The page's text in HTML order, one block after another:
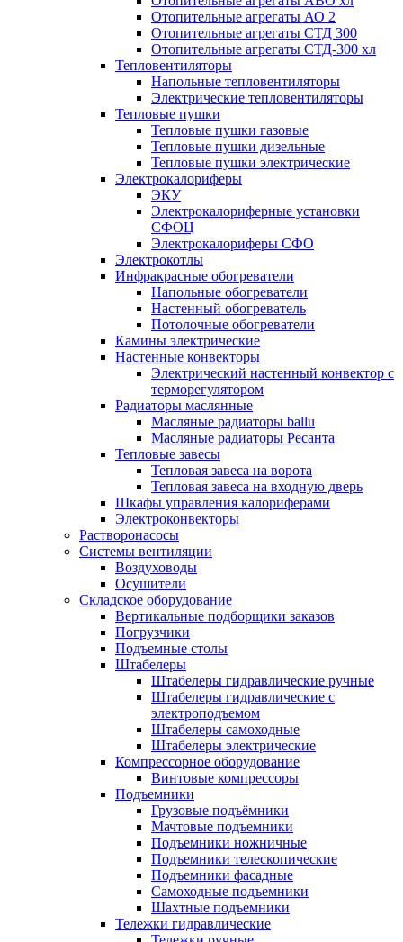
Отопительные агрегаты АО 2
Отопительные агрегаты СТД 300
Отопительные агрегаты СТД-300 хл
Тепловентиляторы
Напольные тепловентиляторы
Электрические тепловентиляторы
Тепловые пушки
Тепловые пушки газовые
Тепловые пушки дизельные
Тепловые пушки электрические
Электрокалориферы
ЭКУ
Электрокалориферные установки
СФОЦ
Электрокалориферы СФО
Электрокотлы
Инфракрасные обогреватели
Напольные обогреватели
Настенный обогреватель
Потолочные обогреватели
Камины электрические
Настенные конвекторы
Электрический настенный конвектор с
терморегулятором
Радиаторы маслянные
Масляные радиаторы ballu
Масляные радиаторы Ресанта
Тепловые завесы
Тепловая завеса на ворота
Тепловая завеса на входную дверь
Шкафы управления калориферами
Электроконвекторы
Растворонасосы
Системы вентиляции
Воздуховоды
Осушители
Складское оборудование
Вертикальные подборщики заказов
Погрузчики
Подъемные столы
Штабелеры
Штабелеры гидравлические ручные
Штабелеры гидравлические с
электроподъемом
Штабелеры самоходные
Штабелеры электрические
Компрессорное оборудование
Винтовые компрессоры
Подъемники
Грузовые подъёмники
Мачтовые подъемники
Подъемники ножничные
Подъемники телескопические
Подъемники фасадные
Самоходные подъемники
Шахтные подъемники
Тележки гидравлические